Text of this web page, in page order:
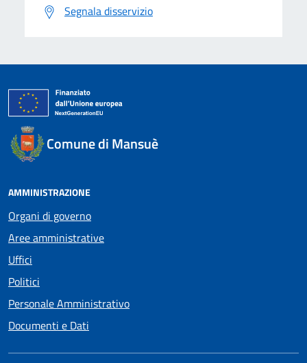
Segnala disservizio
Comune di Mansuè
AMMINISTRAZIONE
Organi di governo
Aree amministrative
Uffici
Politici
Personale Amministrativo
Documenti e Dati